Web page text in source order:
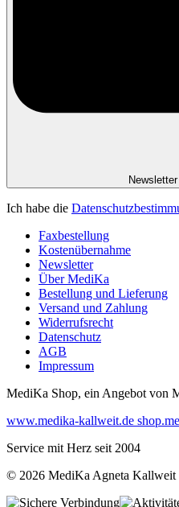
Ich habe die
Faxbestellung
Kostenübernahme
Newsletter
Über MediKa
Bestellung und Lieferung
Versand und Zahlung
Widerrufsrecht
Datenschutz
AGB
Impressum
MediKa Shop, ein Angebot von
www.medika-kallweit.de
Service mit Herz seit 2004
© 2026 MediKa Agneta Kallweit